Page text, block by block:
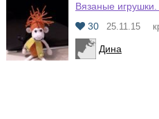
Вязаные
30
25.11.15
Дина